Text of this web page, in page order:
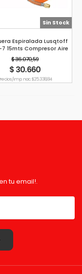
Sin Stock
Espiralada Lusqtoff
7 15mts Compresor Aire
Rosca 1/4
$ 36.070,59
$ 30.660
s/imp. nac. $ 25.338,84
tu email!.